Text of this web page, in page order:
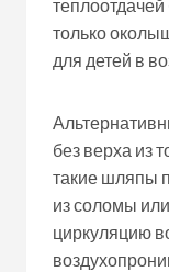
только
для детей в
без верха из
такие шляпы
из соломы
циркуляцию